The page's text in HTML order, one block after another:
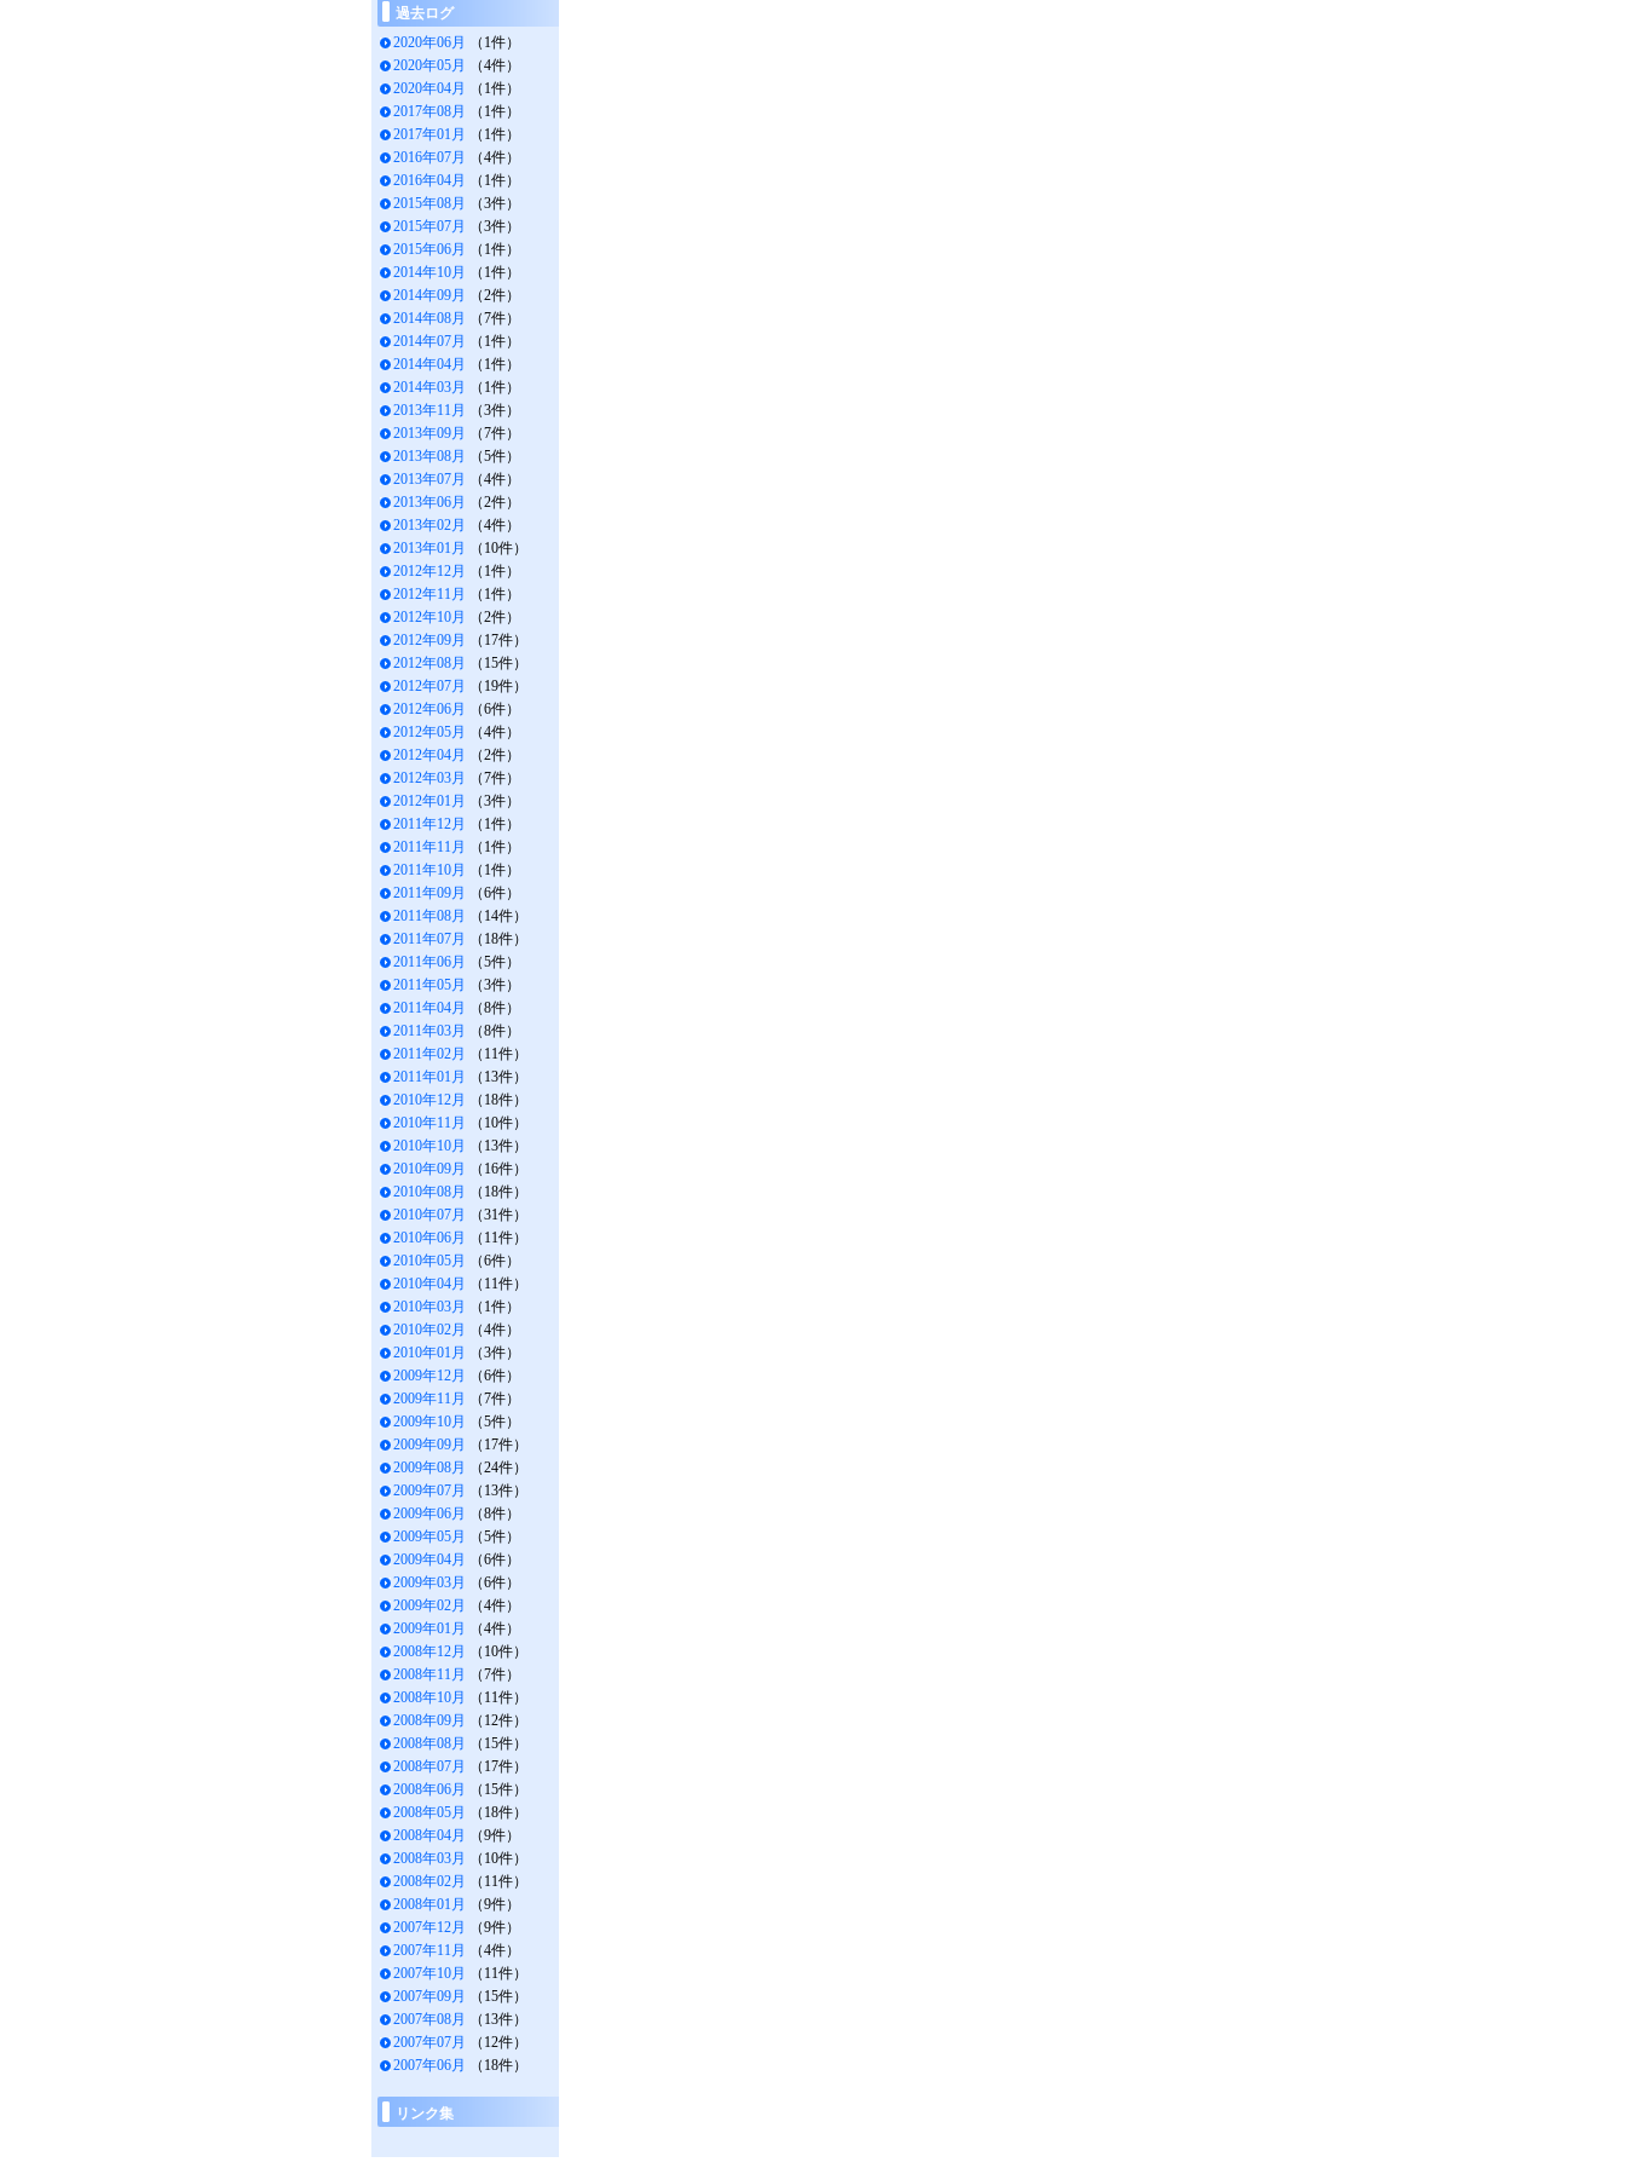
過去ログ
2020年06月
（1件）
2020年05月
（4件）
2020年04月
（1件）
2017年08月
（1件）
2017年01月
（1件）
2016年07月
（4件）
2016年04月
（1件）
2015年08月
（3件）
2015年07月
（3件）
2015年06月
（1件）
2014年10月
（1件）
2014年09月
（2件）
2014年08月
（7件）
2014年07月
（1件）
2014年04月
（1件）
2014年03月
（1件）
2013年11月
（3件）
2013年09月
（7件）
2013年08月
（5件）
2013年07月
（4件）
2013年06月
（2件）
2013年02月
（4件）
2013年01月
（10件）
2012年12月
（1件）
2012年11月
（1件）
2012年10月
（2件）
2012年09月
（17件）
2012年08月
（15件）
2012年07月
（19件）
2012年06月
（6件）
2012年05月
（4件）
2012年04月
（2件）
2012年03月
（7件）
2012年01月
（3件）
2011年12月
（1件）
2011年11月
（1件）
2011年10月
（1件）
2011年09月
（6件）
2011年08月
（14件）
2011年07月
（18件）
2011年06月
（5件）
2011年05月
（3件）
2011年04月
（8件）
2011年03月
（8件）
2011年02月
（11件）
2011年01月
（13件）
2010年12月
（18件）
2010年11月
（10件）
2010年10月
（13件）
2010年09月
（16件）
2010年08月
（18件）
2010年07月
（31件）
2010年06月
（11件）
2010年05月
（6件）
2010年04月
（11件）
2010年03月
（1件）
2010年02月
（4件）
2010年01月
（3件）
2009年12月
（6件）
2009年11月
（7件）
2009年10月
（5件）
2009年09月
（17件）
2009年08月
（24件）
2009年07月
（13件）
2009年06月
（8件）
2009年05月
（5件）
2009年04月
（6件）
2009年03月
（6件）
2009年02月
（4件）
2009年01月
（4件）
2008年12月
（10件）
2008年11月
（7件）
2008年10月
（11件）
2008年09月
（12件）
2008年08月
（15件）
2008年07月
（17件）
2008年06月
（15件）
2008年05月
（18件）
2008年04月
（9件）
2008年03月
（10件）
2008年02月
（11件）
2008年01月
（9件）
2007年12月
（9件）
2007年11月
（4件）
2007年10月
（11件）
2007年09月
（15件）
2007年08月
（13件）
2007年07月
（12件）
2007年06月
（18件）
リンク集